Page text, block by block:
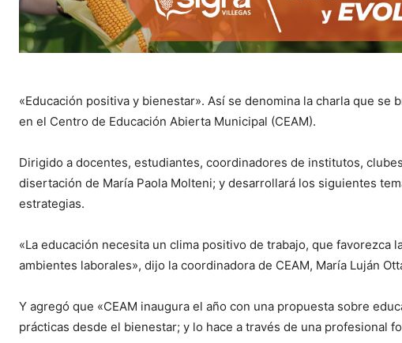
«Educación positiva y bienestar». Así se denomina la charla que se
en el Centro de Educación Abierta Municipal (CEAM).
Dirigido a docentes, estudiantes, coordinadores de institutos,
disertación de María Paola Molteni; y desarrollará los siguientes
estrategias.
«La educación necesita un clima positivo de trabajo, que favorezca
ambientes laborales», dijo la coordinadora de CEAM, María Luján
Y agregó que «CEAM inaugura el año con una propuesta sobre
prácticas desde el bienestar; y lo hace a través de una profesional